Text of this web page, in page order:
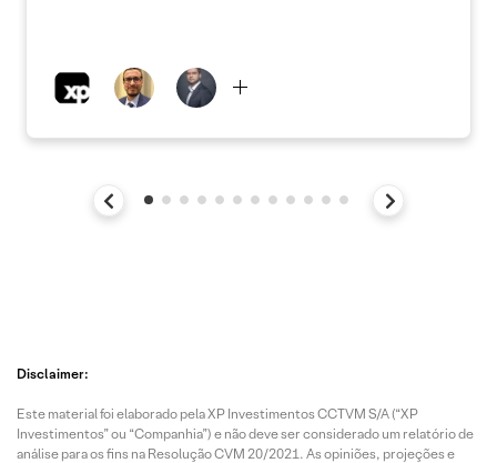
Disclaimer:
Este material foi elaborado pela XP Investimentos CCTVM S/A (“XP
Investimentos” ou “Companhia”) e não deve ser considerado um relatório de
análise para os fins na Resolução CVM 20/2021. As opiniões, projeções e